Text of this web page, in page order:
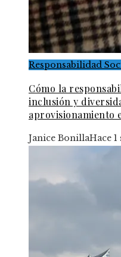
Responsabilidad
Cómo la
inclusión y
aprovisionamiento
Janice BonillaHace 1